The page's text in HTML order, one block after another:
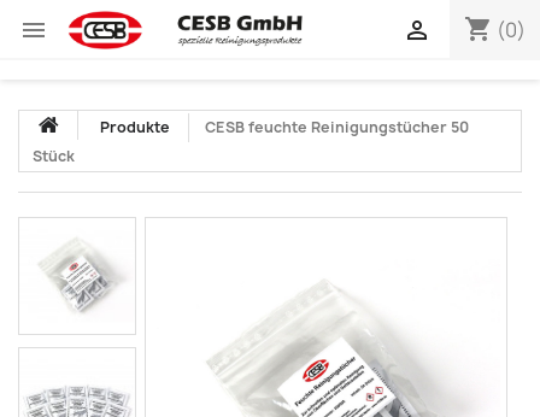
 shopping_cart (0)

Produkte
CESB feuchte Reinigungstücher 50
Stück